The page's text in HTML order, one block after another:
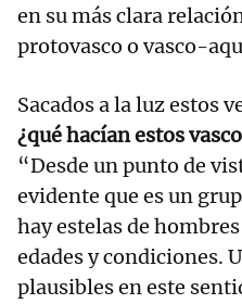
en su más clara
protovasco o vasco-
Sacados a la luz estos
¿qué hacían estos
“Desde un punto de
evidente que es un
hay estelas de
edades y condiciones.
plausibles en este